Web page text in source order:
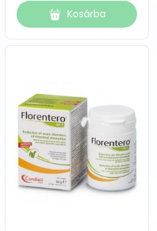
Kosárba